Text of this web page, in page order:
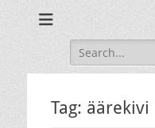
Search
for:
Tag: äärekivi